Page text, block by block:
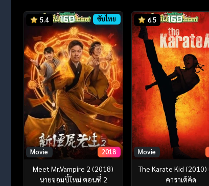
5.4 ซับไทย
Movie 2018
Meet Mr.Vampire 2 (2018)
นายซอมบี้ใหม่ ตอนที่ 2
6.5
Movie
The Karate Kid (2010)
คาราเต้คิด